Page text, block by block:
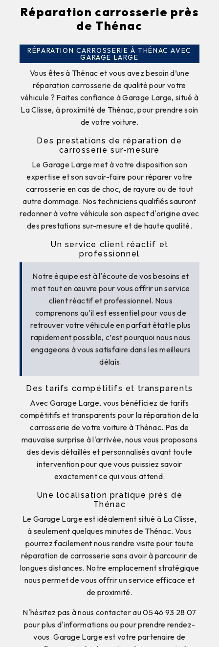
Réparation carrosserie près
de Thénac
RÉPARATION CARROSSERIE À THÉNAC AVEC
GARAGE LARGE
Vous êtes à Thénac et vous avez besoin d’une
réparation carrosserie de qualité pour votre
véhicule ? Faites confiance à Garage Large, situé à
La Clisse, à proximité de Thénac, pour prendre soin
de votre voiture.
Des prestations de réparation de
carrosserie sur-mesure
Le Garage Large met à votre disposition son
expertise et son savoir-faire pour réparer votre
carrosserie en cas de choc, de rayure ou de tout
autre dommage. Nos techniciens qualifiés sauront
redonner à votre véhicule son aspect d'origine avec
des prestations sur-mesure et de haute qualité.
Un service client réactif et
professionnel
Notre équipe est à l'écoute de vos besoins et
met tout en œuvre pour vous offrir un service
client réactif et professionnel. Nous
comprenons qu’il est essentiel pour vous de
retrouver votre véhicule en parfait état le plus
rapidement possible, c’est pourquoi nous nous
engageons à vous satisfaire dans les meilleurs
délais.
Des tarifs compétitifs et transparents
Avec Garage Large, vous bénéficiez de tarifs
compétitifs et transparents pour la réparation de la
carrosserie de votre voiture à Thénac. Pas de
mauvaise surprise à l'arrivée, nous vous proposons
des devis détaillés et personnalisés avant toute
intervention pour que vous puissiez savoir
exactement ce qui vous attend.
Une localisation pratique près de
Thénac
Le Garage Large est idéalement situé à La Clisse,
à seulement quelques minutes de Thénac. Vous
pourrez facilement nous rendre visite pour toute
réparation de carrosserie sans avoir à parcourir de
longues distances. Notre emplacement stratégique
nous permet de vous offrir un service efficace et
de proximité.
N'hésitez pas à nous contacter au 05 46 93 28 07
pour plus d'informations ou pour prendre rendez-
vous. Garage Large est votre partenaire de